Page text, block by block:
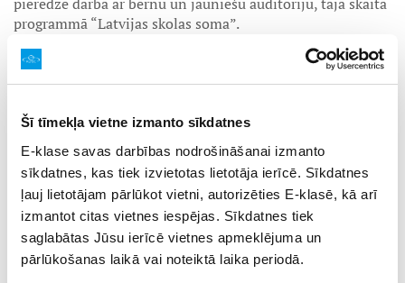
Šī tīmekļa vietne izmanto sīkdatnes
E-klase savas darbības nodrošināšanai izmanto
sīkdatnes, kas tiek izvietotas lietotāja ierīcē. Sīkdatnes
ļauj lietotājam pārlūkot vietni, autorizēties E-klasē, kā arī
izmantot citas vietnes iespējas. Sīkdatnes tiek
saglabātas Jūsu ierīcē vietnes apmeklējuma un
pārlūkošanas laikā vai noteiktā laika periodā.
programmā “Latvijas skolas soma”.
Uzziņai
seminārā “Kādus kultūras un mākslas notikumus piedāvāt
bērniem un jauniešiem? ” (2024).
Ar mērķprogrammā “Programmas “Latvijas skolas soma”
satura radīšana” iepriekš atbalstītajiem un īstenotajiem
projektiem var iepazīties programmas “Latvijas skolas
soma”mājaslapā.